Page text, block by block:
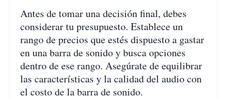
Antes de tomar una decisión final, debes
considerar tu presupuesto. Establece un
rango de precios que estés dispuesto a gastar
en una barra de sonido y busca opciones
dentro de ese rango. Asegúrate de equilibrar
las características y la calidad del audio con
el costo de la barra de sonido.